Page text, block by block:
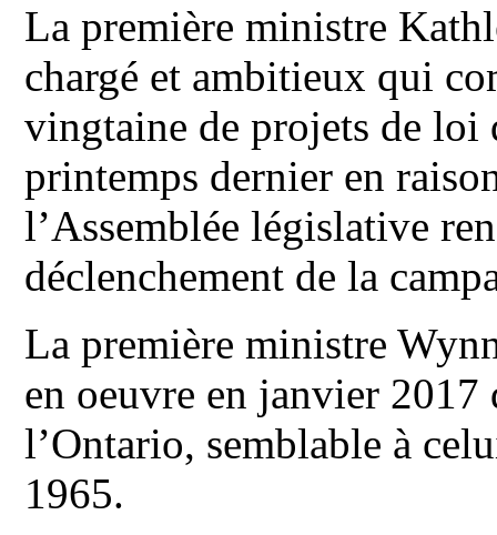
La première ministre
chargé et ambitieux qui
vingtaine de projets de
printemps dernier en
l’Assemblée législative
déclenchement de la
La première ministre
en oeuvre en janvier 2017
l’Ontario, semblable à
1965.